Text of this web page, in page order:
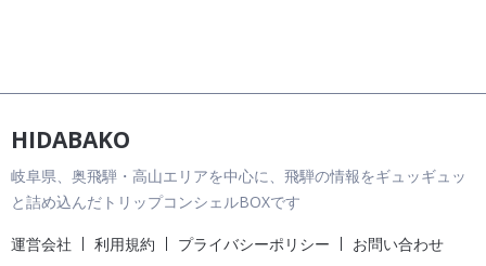
HIDABAKO
岐阜県、奥飛騨・高山エリアを中心に、飛騨の情報をギュッギュッ
と詰め込んだトリップコンシェルBOXです
運営会社 利用規約 プライバシーポリシー お問い合わせ